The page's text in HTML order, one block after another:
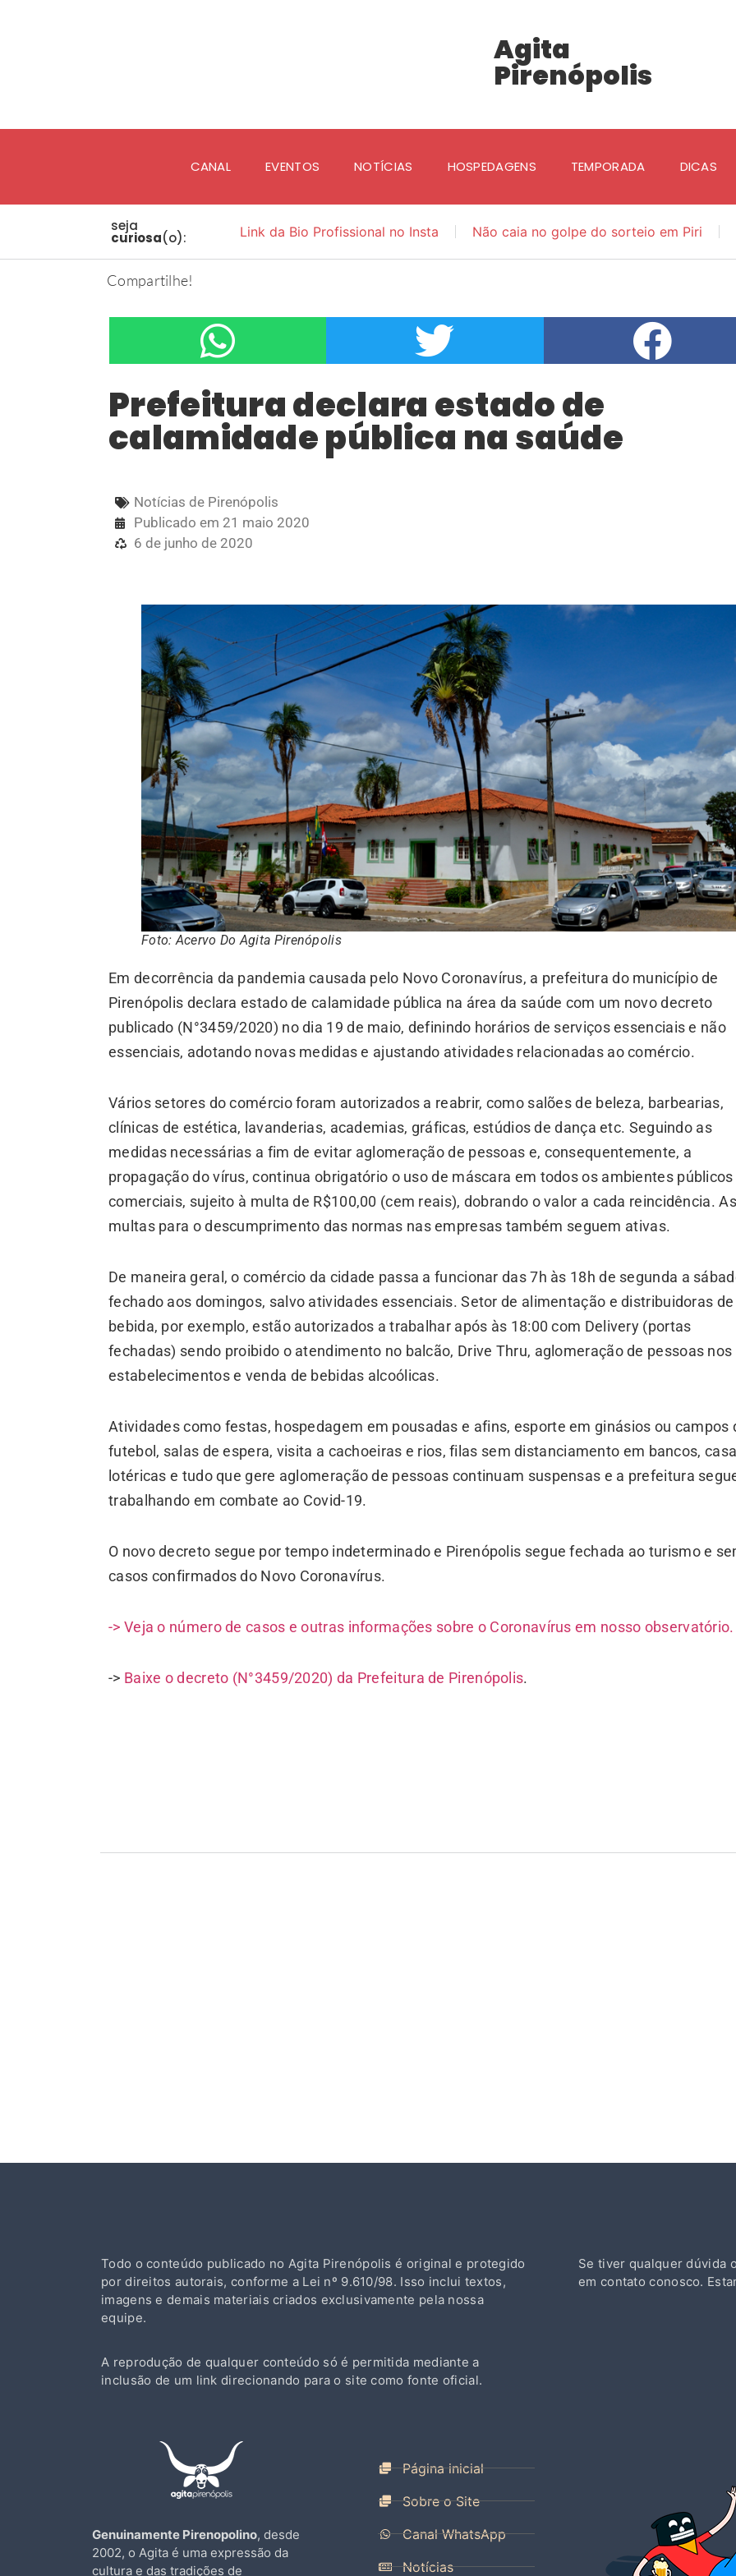
Agita
Pirenópolis
CANAL EVENTOS NOTÍCIAS HOSPEDAGENS TEMPORADA DICAS
seja
curiosa(o): Link da Bio Profissional no Insta Não caia no golpe do sorteio em Piri
Compartilhe!
Prefeitura declara estado de
calamidade pública na saúde
Notícias de Pirenópolis
Publicado em 21 maio 2020
6 de junho de 2020
Foto: Acervo Do Agita Pirenópolis
Em decorrência da pandemia causada pelo Novo Coronavírus, a prefeitura do município de
Pirenópolis declara estado de calamidade pública na área da saúde com um novo decreto
publicado (N°3459/2020) no dia 19 de maio, definindo horários de serviços essenciais e não
essenciais, adotando novas medidas e ajustando atividades relacionadas ao comércio.
Vários setores do comércio foram autorizados a reabrir, como salões de beleza, barbearias,
clínicas de estética, lavanderias, academias, gráficas, estúdios de dança etc. Seguindo as
medidas necessárias a fim de evitar aglomeração de pessoas e, consequentemente, a
propagação do vírus, continua obrigatório o uso de máscara em todos os ambientes públicos
comerciais, sujeito à multa de R$100,00 (cem reais), dobrando o valor a cada reincidência. As
multas para o descumprimento das normas nas empresas também seguem ativas.
De maneira geral, o comércio da cidade passa a funcionar das 7h às 18h de segunda a
fechado aos domingos, salvo atividades essenciais. Setor de alimentação e distribuidoras de
bebida, por exemplo, estão autorizados a trabalhar após às 18:00 com Delivery (portas
fechadas) sendo proibido o atendimento no balcão, Drive Thru, aglomeração de pessoas nos
estabelecimentos e venda de bebidas alcoólicas.
Atividades como festas, hospedagem em pousadas e afins, esporte em ginásios ou campos
futebol, salas de espera, visita a cachoeiras e rios, filas sem distanciamento em bancos,
lotéricas e tudo que gere aglomeração de pessoas continuam suspensas e a prefeitura
trabalhando em combate ao Covid-19.
O novo decreto segue por tempo indeterminado e Pirenópolis segue fechada ao turismo e
casos confirmados do Novo Coronavírus.
-> Veja o número de casos e outras informações sobre o Coronavírus em nosso observatório.
-> Baixe o decreto (N°3459/2020) da Prefeitura de Pirenópolis.
Todo o conteúdo publicado no Agita Pirenópolis é original e protegido
por direitos autorais, conforme a Lei nº 9.610/98. Isso inclui textos,
imagens e demais materiais criados exclusivamente pela nossa
equipe.
A reprodução de qualquer conteúdo só é permitida mediante a
inclusão de um link direcionando para o site como fonte oficial.
Se tiver qualquer dúvida
em contato conosco.
Genuinamente Pirenopolino, desde
2002, o Agita é uma expressão da
cultura e das tradições de
Página inicial
Sobre o Site
Canal WhatsApp
Notícias